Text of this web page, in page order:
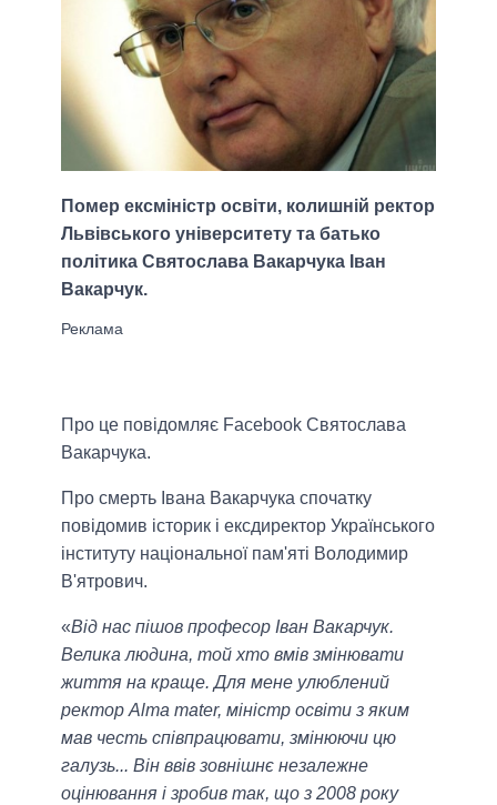
Помер ексміністр освіти, колишній ректор
Львівського університету та батько
політика Святослава Вакарчука Іван
Вакарчук.
Про це повідомляє Facebook Святослава
Вакарчука.
Про смерть Івана Вакарчука спочатку
повідомив історик і ексдиректор Українського
інституту національної пам'яті Володимир
В'ятрович.
«Від нас пішов професор Іван Вакарчук.
Велика людина, той хто вмів змінювати
життя на краще. Для мене улюблений
ректор Alma mater, міністр освіти з яким
мав честь співпрацювати, змінюючи цю
галузь... Він ввів зовнішнє незалежне
оцінювання і зробив так, що з 2008 року